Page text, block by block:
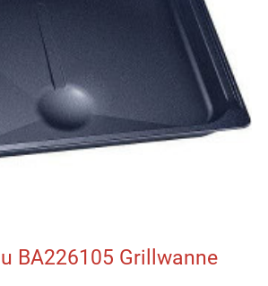
BA226105 Grillwanne